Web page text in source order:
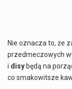
Nie oznacza to, że
przedmeczowych
i disy będą na
co smakowitsze